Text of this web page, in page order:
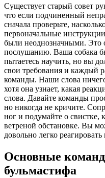
Существует старый совет
что если подчиненный
сначала проверьте,
первоначальные
были неоднозначными. Это
послушанию. Ваша собака
пытаетесь научить, но вы
свои требования и каждый
команды. Наши слова
хотя она узнает, какая
слова. Давайте команды
но никогда не кричите.
ног и подумайте о свистке,
ветреной обстановке. Вы
довольно легко реагировать
Основные
бульмастифа